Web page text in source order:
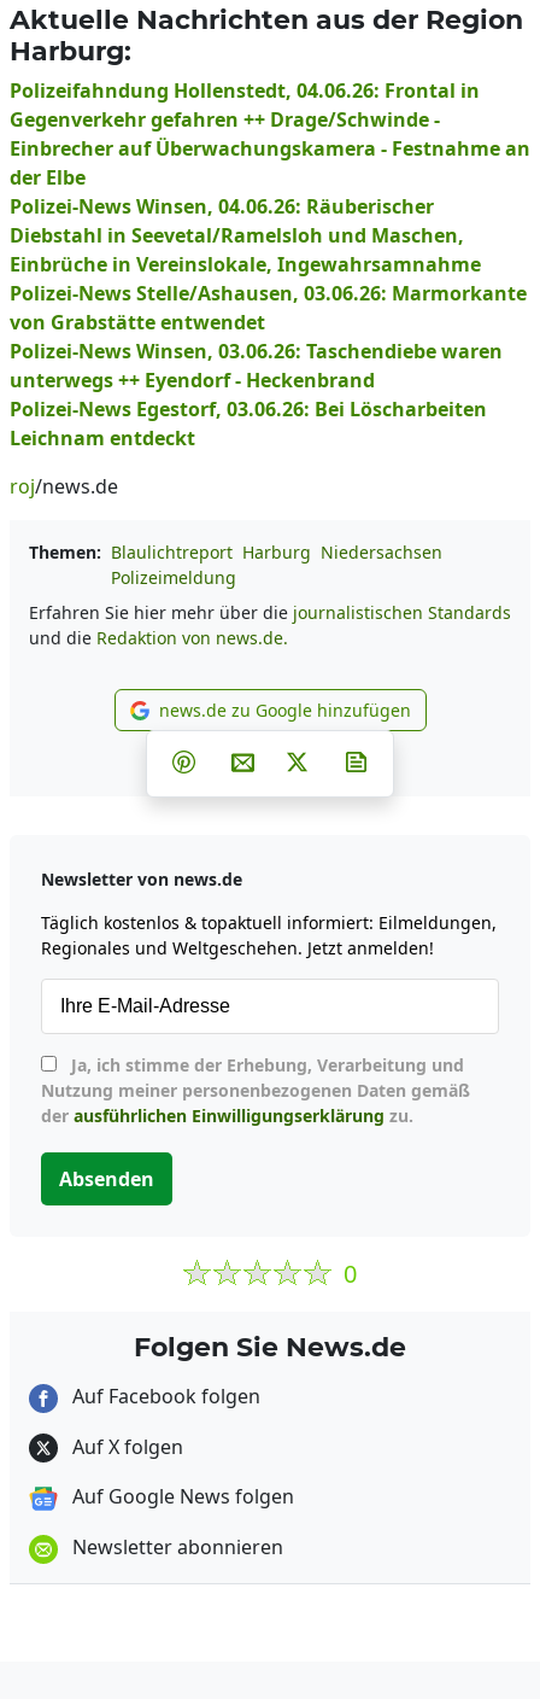
Aktuelle Nachrichten aus der Region
Harburg:
Polizeifahndung Hollenstedt, 04.06.26: Frontal in
Gegenverkehr gefahren ++ Drage/Schwinde -
Einbrecher auf Überwachungskamera - Festnahme an
der Elbe
Polizei-News Winsen, 04.06.26: Räuberischer
Diebstahl in Seevetal/Ramelsloh und Maschen,
Einbrüche in Vereinslokale, Ingewahrsamnahme
Polizei-News Stelle/Ashausen, 03.06.26: Marmorkante
von Grabstätte entwendet
Polizei-News Winsen, 03.06.26: Taschendiebe waren
unterwegs ++ Eyendorf - Heckenbrand
Polizei-News Egestorf, 03.06.26: Bei Löscharbeiten
Leichnam entdeckt
roj/news.de
Themen: Blaulichtreport Harburg Niedersachsen
Polizeimeldung
Erfahren Sie hier mehr über die journalistischen Standards
und die Redaktion von news.de.
news.de zu Google
news.de zu Google hinzufügen
Teilen auf Facebook
Teilen auf Whatsapp
Teilen auf Telegram
Teilen auf Pinterest
Per E-Mail teilen
Post auf X
Newsletter von news.de
Täglich kostenlos & topaktuell informiert: Eilmeldungen,
Regionales und Weltgeschehen. Jetzt anmelden!
Nutzung meiner personenbezogenen Daten gemäß
der ausführlichen Einwilligungserklärung zu.
Absenden
0
Folgen Sie News.de
Auf Facebook folgen
Auf X folgen
Auf Google News folgen
Newsletter abonnieren